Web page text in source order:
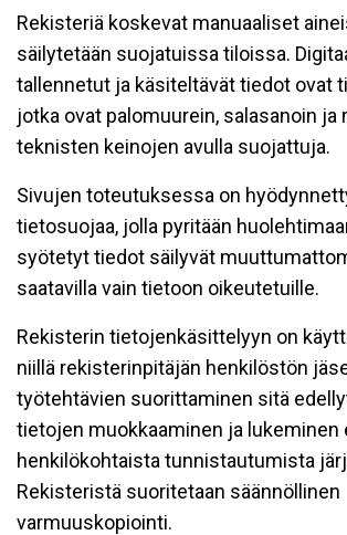
Rekisteriä koskevat manuaaliset
säilytetään suojatuissa tiloissa.
tallennetut ja käsiteltävät tiedot ovat
jotka ovat palomuurein, salasanoin ja
teknisten keinojen avulla suojattuja.
Sivujen toteutuksessa on
tietosuojaa, jolla pyritään
syötetyt tiedot säilyvät
saatavilla vain tietoon oikeutetuille.
Rekisterin tietojenkäsittelyyn on
niillä rekisterinpitäjän henkilöstön
työtehtävien suorittaminen sitä
tietojen muokkaaminen ja lukeminen
henkilökohtaista tunnistautumista
Rekisteristä suoritetaan säännöllinen
varmuuskopiointi.